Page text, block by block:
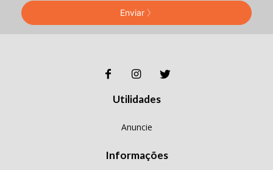
Enviar
Utilidades
Anuncie
Informações